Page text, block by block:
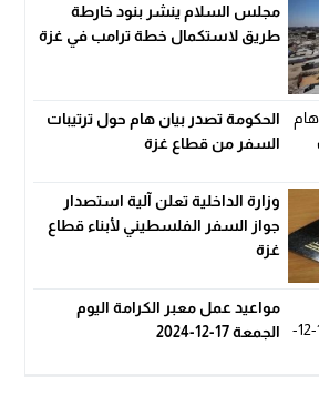
مجلس السلام ينشر بنود خارطة
طريق لاستكمال خطة ترامب في غزة
الحكومة تصدر بيان هام حول ترتيبات
السفر من قطاع غزة
وزارة الداخلية تعلن آلية استصدار
جواز السفر الفلسطيني لأبناء قطاع
غزة
مواعيد عمل معبر الكرامة اليوم
الجمعة 17-12-2024